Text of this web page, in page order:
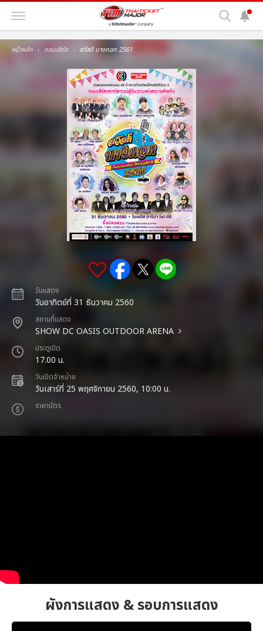
หน้าหลัก คอนเสิร์ต สวัสดี บางกอก 2561
วันแสดง
วันอาทิตย์ที่ 31 ธันวาคม 2560
สถานที่แสดง
SHOW DC OASIS OUTDOOR ARENA
ประตูเปิด
17.00 น.
วันเปิดจำหน่าย
วันเสาร์ที่ 25 พฤศจิกายน 2560, 10:00 น.
ราคาบัตร
ผังการแสดง & รอบการแสดง